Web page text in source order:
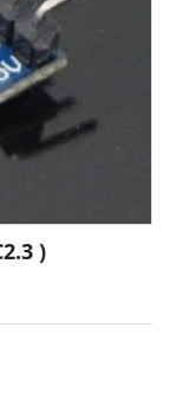
)